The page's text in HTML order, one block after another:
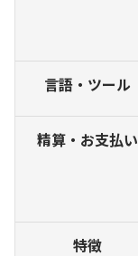
言語・ツール
精算・お支払い
特徴